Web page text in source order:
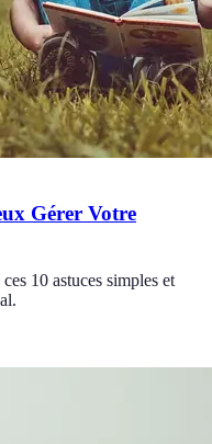
Gérer Votre
10 astuces simples et